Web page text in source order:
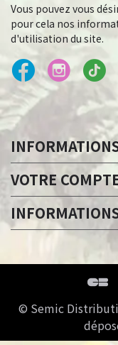
Vous pouvez vous
pour cela nos
d'utilisation du site.
VOTRE
© Semic